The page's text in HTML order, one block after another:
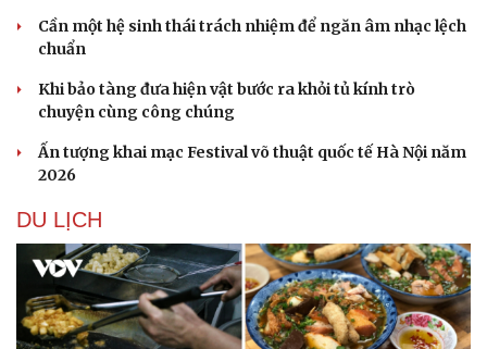
Dinh dưỡng - món ngon
Cây thuốc
Sản phụ khoa
Nhi khoa
Làm đẹp - giảm cân
Phòng mạch online
Nhà đẹp
Tình yêu - Gia đình
Cần một hệ sinh thái trách nhiệm để ngăn âm nhạc lệch
chuẩn
Khi bảo tàng đưa hiện vật bước ra khỏi tủ kính trò
chuyện cùng công chúng
Ấn tượng khai mạc Festival võ thuật quốc tế Hà Nội năm
2026
DU LỊCH